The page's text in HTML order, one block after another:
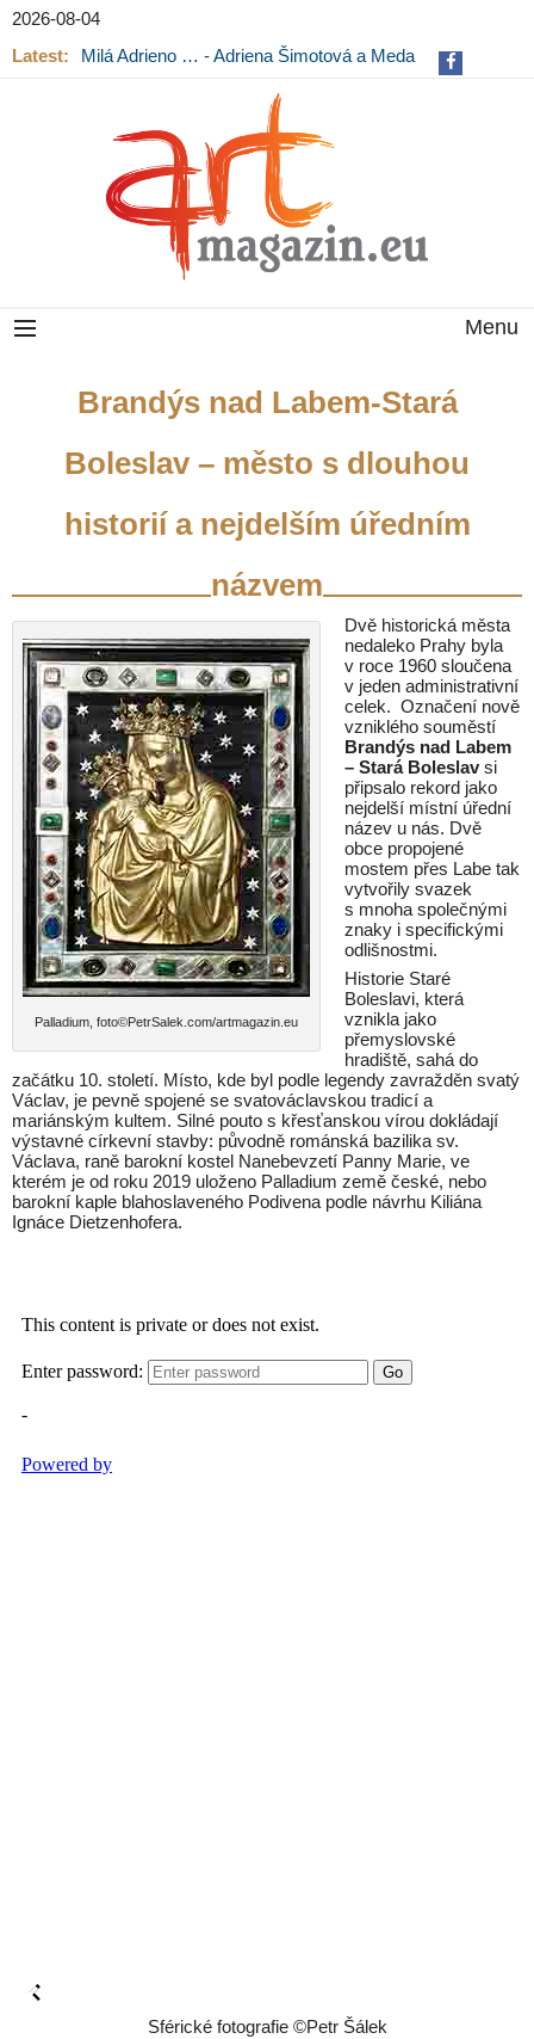
2026-08-04
Latest:
Milá Adrieno … - Adriena Šimotová a Meda
Menu
Brandýs nad Labem-Stará
Boleslav – město s dlouhou
historií a nejdelším úředním
názvem
Palladium, foto©PetrSalek.com/artmagazin.eu
Dvě historická města
nedaleko Prahy byla
v roce 1960 sloučena
v jeden administrativní
celek. Označení nově
vzniklého souměstí
Brandýs nad Labem
– Stará Boleslavsi
připsalo rekord jako
nejdelší místní úřední
název u nás. Dvě
obce propojené
mostem přes Labe tak
vytvořily svazek
s mnoha společnými
znaky i specifickými
odlišnostmi.
Historie Staré
Boleslavi, která
vznikla jako
přemyslovské
hradiště, sahá do
začátku 10. století. Místo, kde byl podle legendy zavražděn svatý
Václav, je pevně spojené se svatováclavskou tradicí a
mariánským kultem. Silné pouto s křesťanskou vírou dokládají
výstavné církevní stavby: původně románská bazilika sv.
Václava, raně barokní kostel Nanebevzetí Panny Marie, ve
kterém je od roku 2019 uloženo Palladium země české, nebo
barokní kaple blahoslaveného Podivena podle návrhu Kiliána
Ignáce Dietzenhofera.
Sférické fotografie ©Petr Šálek